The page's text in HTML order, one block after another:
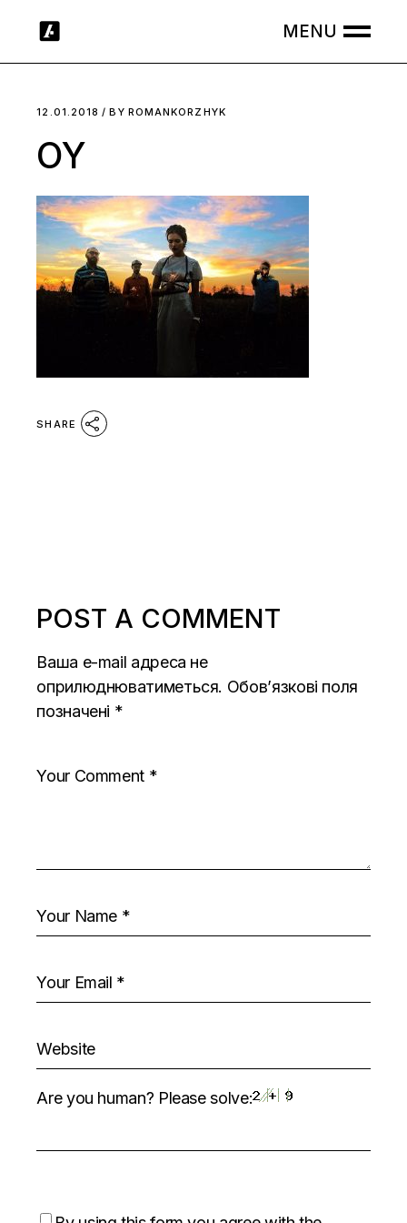
12.01.2018 BY ROMANKORZHYK
OY
SHARE
POST A COMMENT
Ваша e-mail адреса не
оприлюднюватиметься. Обов’язкові поля
позначені *
Are you human? Please solve: